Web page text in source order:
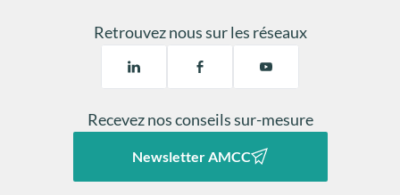
Retrouvez nous sur les réseaux
Recevez nos conseils sur-mesure
Newsletter AMCC